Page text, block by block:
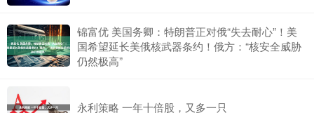
锦富优 美国务卿：特朗普正对俄“失去耐心”！美
国希望延长美俄核武器条约！俄方：“核安全威胁
仍然极高”
永利策略 一年十倍股，又多一只